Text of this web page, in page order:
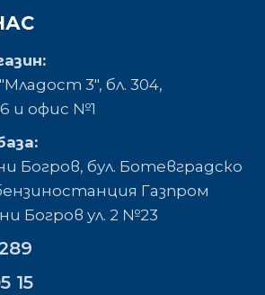
3", бл. 304,
и офис №1
Богров, бул. Ботевградско
Газпром
Богров ул. 2 №23
15